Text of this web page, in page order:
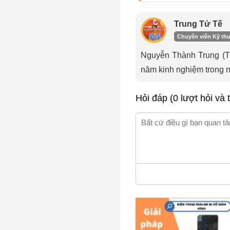
Trung Tử Tế
Chuyên viên Kỹ
Nguyễn Thành Trung
năm kinh nghiệm trong
Hỏi đáp (0 lượt hỏi và